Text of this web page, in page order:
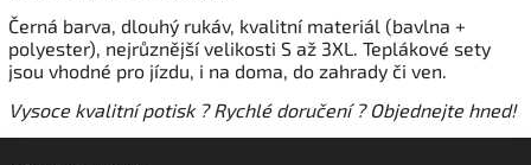
Černá barva, dlouhý rukáv, kvalitní materiál (bavlna +
polyester), nejrůznější velikosti S až 3XL. Teplákové sety
jsou vhodné pro jízdu, i na doma, do zahrady či ven.
Vysoce kvalitní potisk ? Rychlé doručení ? Objednejte hned!